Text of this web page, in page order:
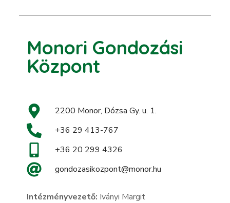
Monori Gondozási
Központ
2200 Monor, Dózsa Gy. u. 1.
+36 29 413-767
+36 20 299 4326
gondozasikozpont@monor.hu
Intézményvezető: Iványi Margit